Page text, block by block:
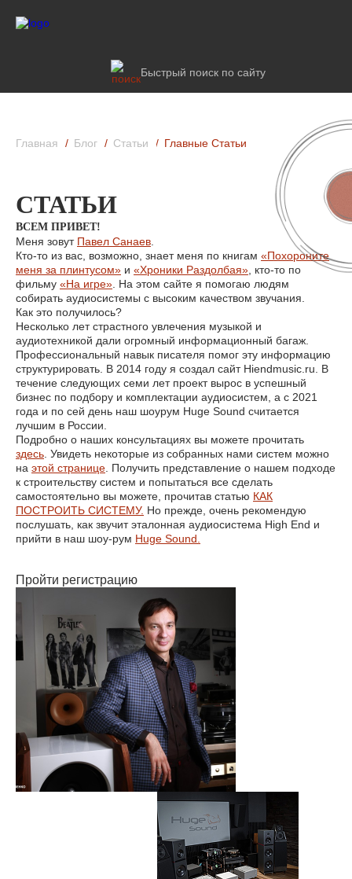
Быстрый поиск по сайту
Главная Блог Статьи Главные Статьи
СТАТЬИ
ВСЕМ ПРИВЕТ!
Меня зовут Павел Санаев
Кто-то из вас, возможно, знает меня по книгам «Похороните
меня за плинтусом» и «Хроники Раздолбая» , кто-то по
фильму «На игре» . На этом сайте я помогаю людям
собирать аудиосистемы с высоким качеством звучания.
Как это получилось?
Несколько лет страстного увлечения музыкой и
аудиотехникой дали огромный информационный багаж.
Профессиональный навык писателя помог эту информацию
структурировать. В 2014 году я создал сайт Hiendmusic.ru. В
течение следующих семи лет проект вырос в успешный
бизнес по подбору и комплектации аудиосистем, а с 2021
года и по сей день наш шоурум Huge Sound считается
лучшим в России.
Подробно о наших консультациях вы можете прочитать
здесь . Увидеть некоторые из собранных нами систем можно
на этой странице . Получить представление о нашем подходе
к строительству систем и попытаться все сделать
самостоятельно вы можете, прочитав статью КАК
ПОСТРОИТЬ СИСТЕМУ. Но прежде, очень рекомендую
послушать, как звучит эталонная аудиосистема High End и
прийти в наш шоу-рум Huge Sound.
Пройти регистрацию